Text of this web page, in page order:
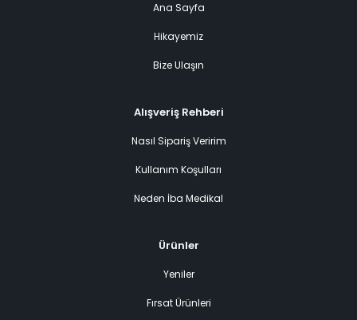
Ana Sayfa
Hikayemiz
Bize Ulaşın
Alışveriş Rehberi
Nasıl Sipariş Veririm
Kullanım Koşulları
Neden İba Medikal
Ürünler
Yeniler
Fırsat Ürünleri